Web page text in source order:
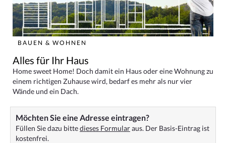
BAUEN & WOHNEN
Alles für Ihr Haus
Home sweet Home! Doch damit ein Haus oder eine Wohnung zu
einem richtigen Zuhause wird, bedarf es mehr als nur vier
Wände und ein Dach.
Möchten Sie eine Adresse eintragen?
Füllen Sie dazu bittedieses Formularaus. Der Basis-Eintrag ist
kostenfrei.